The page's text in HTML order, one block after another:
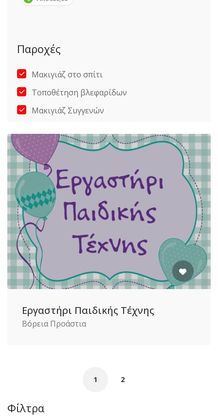
Παροχές
Μακιγιάζ στο σπίτι
Τοποθέτηση βλεφαρίδων
Μακιγιάζ Συγγενών
Εργαστήρι Παιδικής Τέχνης
Βόρεια Προάστια
1 2
Φίλτρα